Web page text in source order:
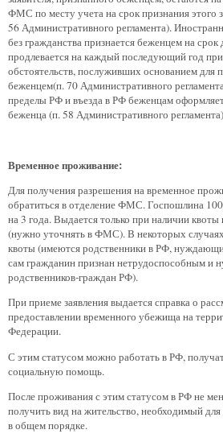
ФМС по месту учета на срок признания этого
56 Административного регламента).
без гражданства признается беженцем на
продлевается на каждый последующий год
обстоятельств, послуживших основанием для
беженцем(п. 70 Административного
пределы РФ и въезда в РФ беженцам
беженца (п. 58 Административного
Временное проживание:
Для получения разрешения на временное
обратиться в отделение ФМС. Госпошлина
на 3 года. Выдается только при наличии квоты
(нужно уточнять в ФМС). В некоторых
квоты (имеются родственники в РФ,
сам гражданин признан нетрудоспособным и
родственников-граждан РФ).
При приеме заявления выдается справка о
предоставлении временного убежища на
Федерации.
С этим статусом можно работать в РФ,
социальную помощь.
После проживания с этим статусом в РФ не
получить вид на жительство, необходимый
в общем порядке.